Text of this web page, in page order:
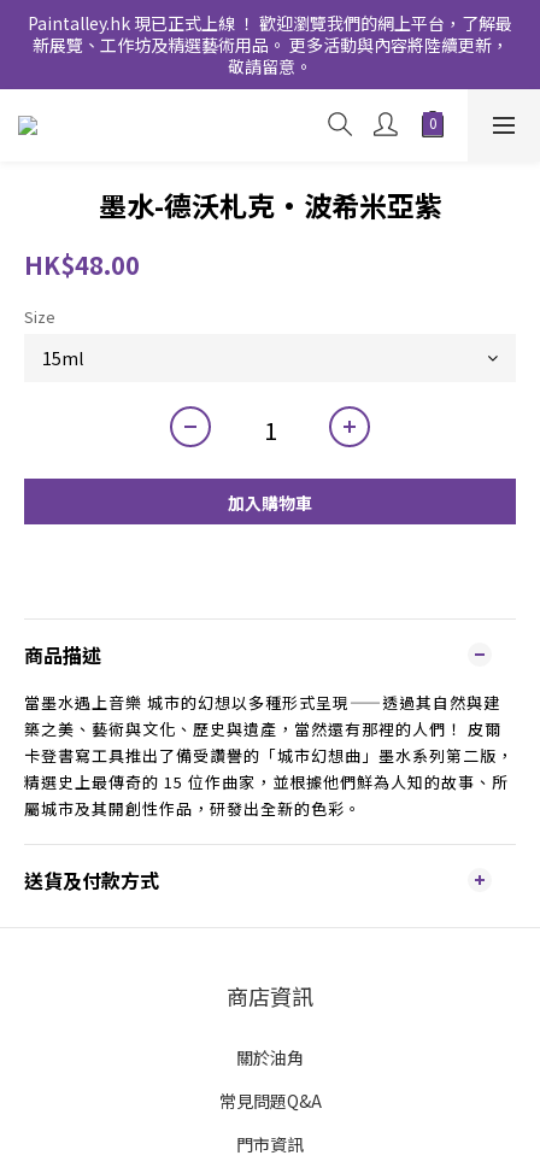
Paintalley.hk 現已正式上線 ！ 歡迎瀏覽我們的網上平台，了解最
新展覽、工作坊及精選藝術用品。 更多活動與內容將陸續更新，
敬請留意。
墨水-德沃札克•波希米亞紫
HK$48.00
Size
加入購物車
商品描述
當墨水遇上音樂 城市的幻想以多種形式呈現——透過其自然與建
築之美、藝術與文化、歷史與遺產，當然還有那裡的人們！ 皮爾
卡登書寫工具推出了備受讚譽的「城市幻想曲」墨水系列第二版，
精選史上最傳奇的 15 位作曲家，並根據他們鮮為人知的故事、所
屬城市及其開創性作品，研發出全新的色彩。
送貨及付款方式
商店資訊
關於油角
常見問題Q&A
門市資訊